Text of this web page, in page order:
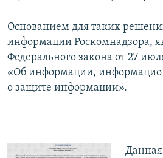
Основанием для таких
информации Роскомнадзора,
Федерального закона от 27
«Об информации,
о защите информации».
Данная